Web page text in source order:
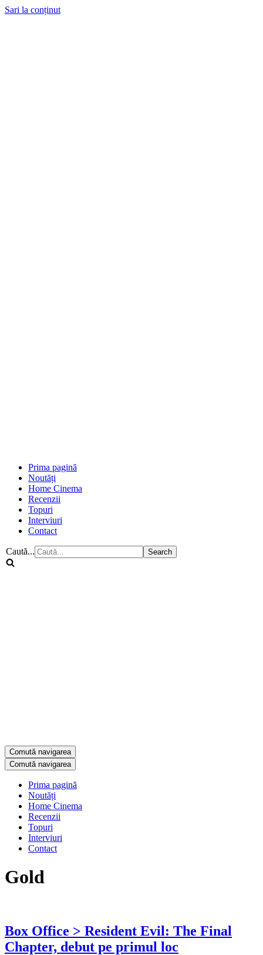
Sari la conținut
Prima pagină
Noutăți
Home Cinema
Recenzii
Topuri
Interviuri
Contact
Caută...
Comută navigarea
Comută navigarea
Prima pagină
Noutăți
Home Cinema
Recenzii
Topuri
Interviuri
Contact
Gold
Box Office > Resident Evil: The Final
Chapter, debut pe primul loc